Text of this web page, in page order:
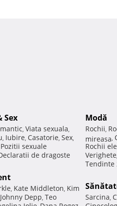
Sex
, Viata sexuala,
, Iubire, Casatorie, Sex,
Pozitii sexuale
de dragoste
, Kate Middleton, Kim
Johnny Depp, Teo
Modă
Rochii,
mireasa,
Rochii
Verighete,
Tendinte
Sarcina,